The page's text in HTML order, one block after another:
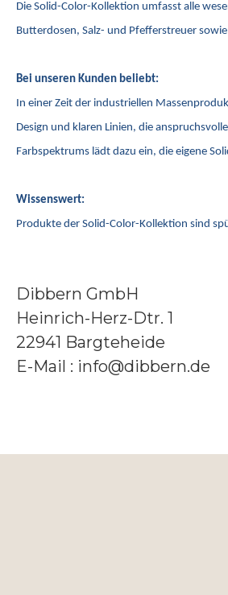
Die Solid-Color-Kollektion umfasst alle
Butterdosen, Salz- und Pfefferstreuer
Bei unseren Kunden beliebt:
In einer Zeit der industriellen
Design und klaren Linien, die
Farbspektrums lädt dazu ein, die eigene
Wissenswert:
Produkte der Solid-Color-Kollektion sind
Dibbern GmbH
Heinrich-Herz-Dtr. 1
22941 Bargteheide
E-Mail : info@dibbern.de